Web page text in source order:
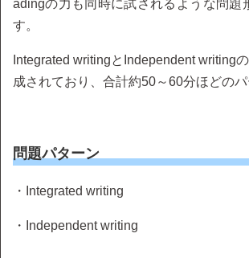
adingの力も同時に試されるような問題
す。
Integrated writingとIndependent writing
成されており、合計約50～60分ほどのパ
問題パターン
・Integrated writing
・Independent writing